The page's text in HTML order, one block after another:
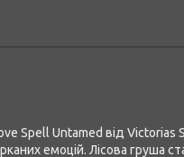
Spell Untamed від Victorias
емоцій. Лісова груша